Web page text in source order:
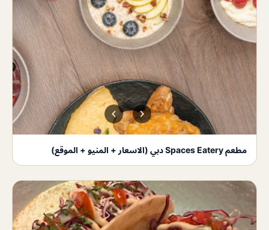
مطعم Spaces Eatery دبي (الاسعار + المنيو + الموقع)